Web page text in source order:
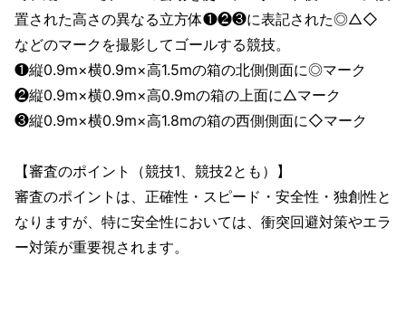
置された高さの異なる立方体❶❷❸に表記された◎△◇
などのマークを撮影してゴールする競技。
❶縦0.9m×横0.9m×高1.5mの箱の北側側面に◎マーク
❷縦0.9m×横0.9m×高0.9mの箱の上面に△マーク
❸縦0.9m×横0.9m×高1.8mの箱の西側側面に◇マーク
【審査のポイント（競技1、競技2とも）】
審査のポイントは、正確性・スピード・安全性・独創性と
なりますが、特に安全性においては、衝突回避対策やエラ
ー対策が重要視されます。